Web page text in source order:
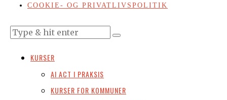
COOKIE- OG PRIVATLIVSPOLITIK
KURSER
AI ACT I PRAKSIS
KURSER FOR KOMMUNER